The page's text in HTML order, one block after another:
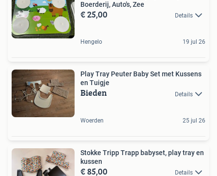
Boerderij, Auto's, Zee
€ 25,00 Details
Hengelo 19 jul 26
Play Tray Peuter Baby Set met Kussens
en Tuigje
Bieden Details
Woerden 25 jul 26
Stokke Tripp Trapp babyset, play tray en
kussen
€ 85,00 Details